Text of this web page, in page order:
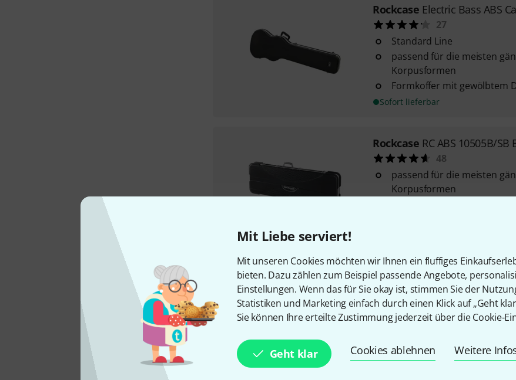
Mit Liebe serviert!
Mit unseren Cookies möchten wir Ihnen ein fluffiges
bieten. Dazu zählen zum Beispiel passende Angebote,
Einstellungen. Wenn das für Sie okay ist, stimmen Sie der
Statistiken und Marketing einfach durch einen Klick auf „Geht
Sie können Ihre erteilte Zustimmung jederzeit über die Cookie-
Geht klar Cookies ablehnen Weitere
Rockcase Electric Bass ABS
27
Standard Line
passend für die meisten
Korpusformen
Formkoffer mit gewölbtem
Sofort lieferbar
Rockcase RC ABS 10505B/SB
48
passend für die meisten
Korpusformen
Rockcase RC 10622B
36
Standard Line
stabiles Holzcase
Kurzfristig lieferbar (2–5 Tage)